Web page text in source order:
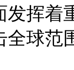
发挥着
全球范